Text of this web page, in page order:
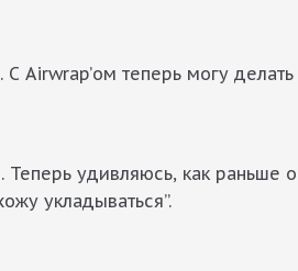
теперь могу
удивляюсь, как раньше
укладываться”.